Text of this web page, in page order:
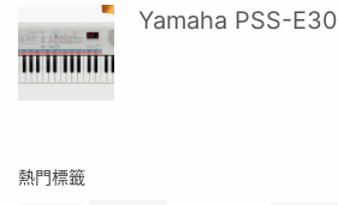
Yamaha PSS-E30
熱門標籤